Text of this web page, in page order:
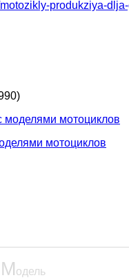
produkziya-
моделями мотоциклов
мотоциклов
Модель